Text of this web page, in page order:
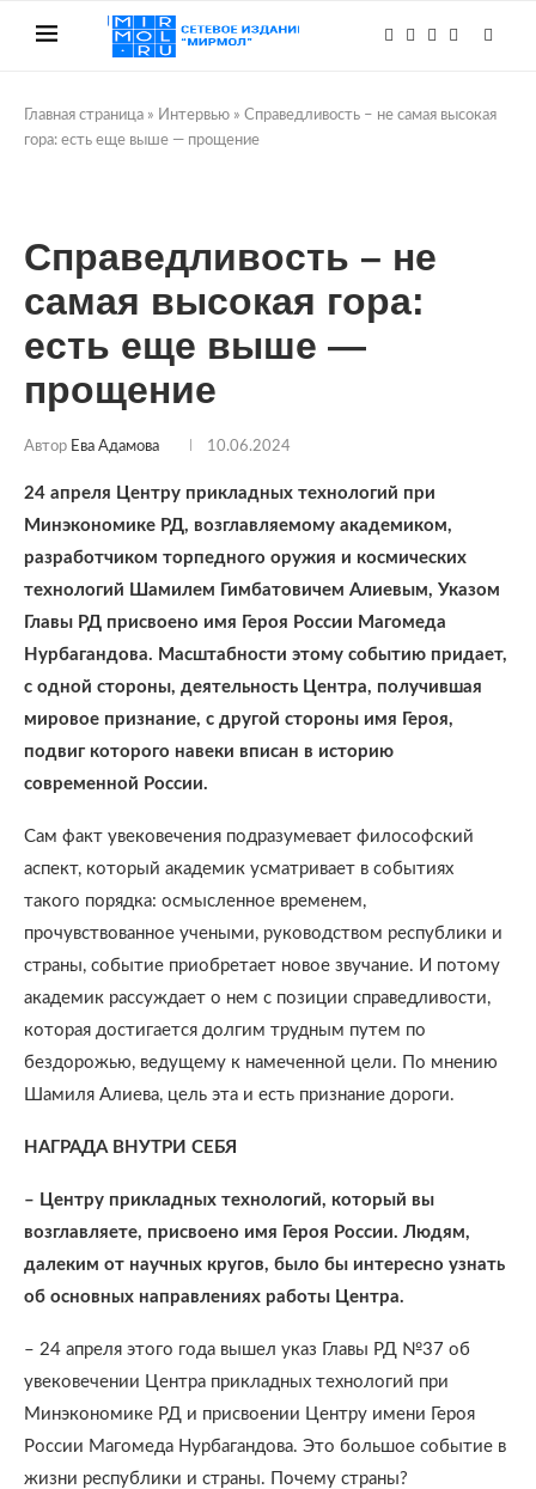
Главная страница » Интервью » Справедливость – не самая высокая
гора: есть еще выше — прощение
Справедливость – не
самая высокая гора:
есть еще выше —
прощение
Автор Ева Адамова 10.06.2024
24 апреля Центру прикладных технологий при
Минэкономике РД, возглавляемому академиком,
разработчиком торпедного оружия и космических
технологий Шамилем Гимбатовичем Алиевым, Указом
Главы РД присвоено имя Героя России Магомеда
Нурбагандова. Масштабности этому событию придает,
с одной стороны, деятельность Центра, получившая
мировое признание, с другой стороны имя Героя,
подвиг которого навеки вписан в историю
современной России.
Сам факт увековечения подразумевает философский
аспект, который академик усматривает в событиях
такого порядка: осмысленное временем,
прочувствованное учеными, руководством республики и
страны, событие приобретает новое звучание. И потому
академик рассуждает о нем с позиции справедливости,
которая достигается долгим трудным путем по
бездорожью, ведущему к намеченной цели. По мнению
Шамиля Алиева, цель эта и есть признание дороги.
НАГРАДА ВНУТРИ СЕБЯ
– Центру прикладных технологий, который вы
возглавляете, присвоено имя Героя России. Людям,
далеким от научных кругов, было бы интересно узнать
об основных направлениях работы Центра.
– 24 апреля этого года вышел указ Главы РД №37 об
увековечении Центра прикладных технологий при
Минэкономике РД и присвоении Центру имени Героя
России Магомеда Нурбагандова. Это большое событие в
жизни республики и страны. Почему страны?